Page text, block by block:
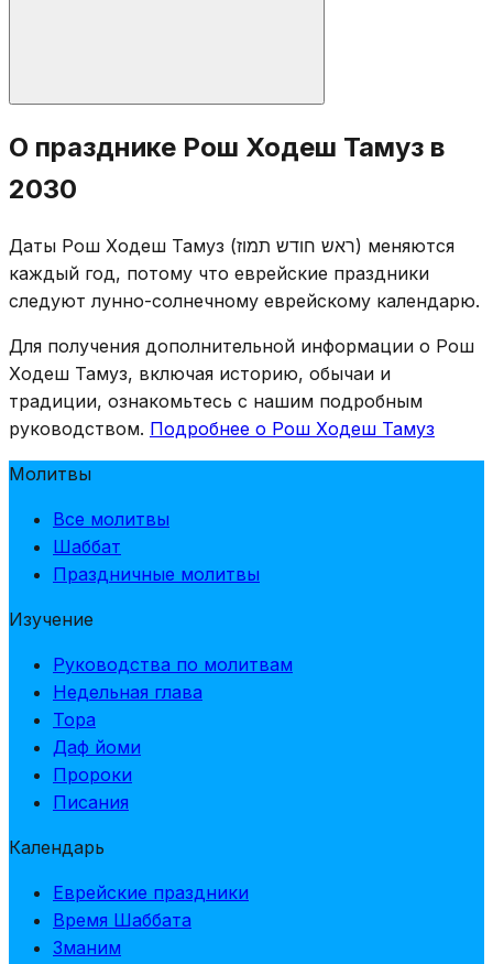
Стандартные молитвы Рош Ходеш: сокращённый
Халлель, Мусаф, «Яале ве-яво», чтение из Торы.
Таханун не произносят. Хотя Тамуз ассоциируется с
Траурные ограничения начинаются только 17-го
Тамуза.
О празднике Рош Ходеш Тамуз в
2030
Даты Рош Ходеш Тамуз (ראש חודש תמוז) меняются
каждый год, потому что еврейские праздники
следуют лунно-солнечному еврейскому календарю.
Для получения дополнительной информации о Рош
Ходеш Тамуз, включая историю, обычаи и
традиции, ознакомьтесь с нашим подробным
руководством. Подробнее о Рош Ходеш Тамуз
Молитвы
Все молитвы
Шаббат
Праздничные молитвы
Изучение
Руководства по молитвам
Недельная глава
Тора
Даф йоми
Пророки
Писания
Календарь
Еврейские праздники
Время Шаббата
Зманим